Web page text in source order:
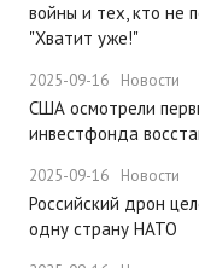
войны и тех, кто не
"Хватит уже!"
2025-09-16 Новости
США осмотрели
инвестфонда
2025-09-16 Новости
Российский дрон
одну страну НАТО